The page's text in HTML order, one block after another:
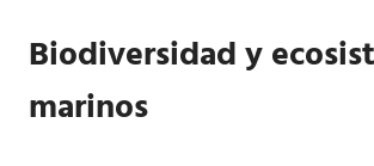
Biodiversidad y
marinos